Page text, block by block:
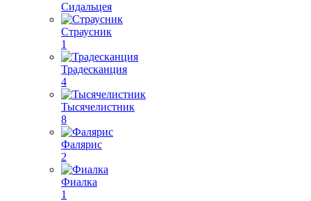
Сидальцея
Страусник
1
Традесканция
4
Тысячелистник
8
Фалярис
2
Фиалка
1